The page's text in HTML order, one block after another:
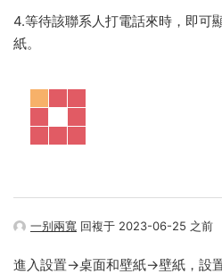
4.等待該聯系人打電話來時，即可
紙。
一别兩寬 回複于 2023-06-25 之前
進入設置->桌面和壁紙->壁紙，設